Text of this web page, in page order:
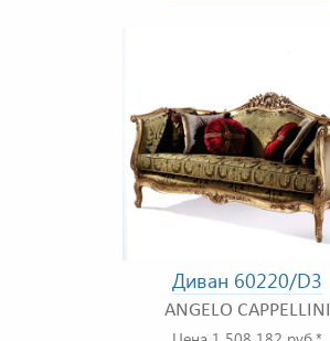
Диван 60220/D3
ANGELO CAPPELLINI